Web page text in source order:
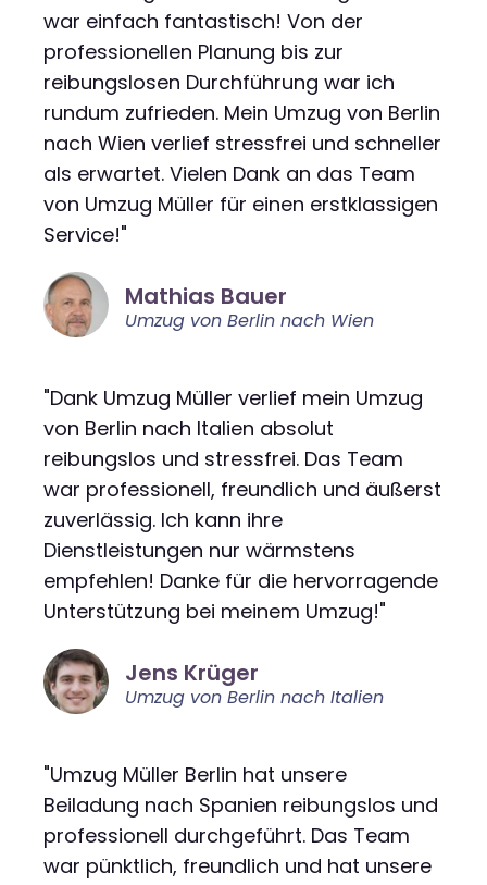
war einfach fantastisch! Von der
professionellen Planung bis zur
reibungslosen Durchführung war ich
rundum zufrieden. Mein Umzug von Berlin
nach Wien verlief stressfrei und schneller
als erwartet. Vielen Dank an das Team
von Umzug Müller für einen erstklassigen
Service!"
Mathias Bauer
Umzug von Berlin nach Wien
"Dank Umzug Müller verlief mein Umzug
von Berlin nach Italien absolut
reibungslos und stressfrei. Das Team
war professionell, freundlich und äußerst
zuverlässig. Ich kann ihre
Dienstleistungen nur wärmstens
empfehlen! Danke für die hervorragende
Unterstützung bei meinem Umzug!"
Jens Krüger
Umzug von Berlin nach Italien
"Umzug Müller Berlin hat unsere
Beiladung nach Spanien reibungslos und
professionell durchgeführt. Das Team
war pünktlich, freundlich und hat unsere